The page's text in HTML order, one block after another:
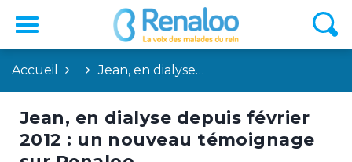
Accueil Jean, en dialyse…
Jean, en dialyse depuis février
2012 : un nouveau témoignage